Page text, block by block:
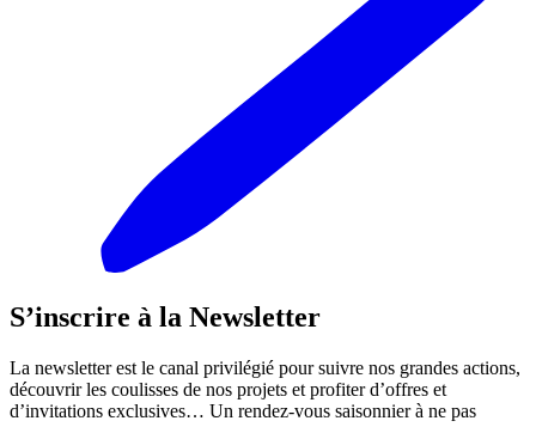
S’inscrire à la Newsletter
La newsletter est le canal privilégié pour suivre nos grandes actions,
découvrir les coulisses de nos projets et profiter d’offres et
d’invitations exclusives… Un rendez-vous saisonnier à ne pas